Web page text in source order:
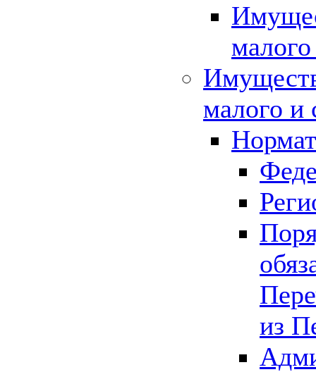
малого и
из